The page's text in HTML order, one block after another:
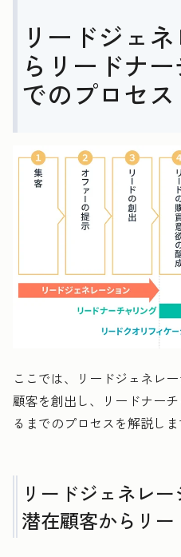
リードジェ
らリードナ
でのプロセス
ここでは、リードジェネレ
顧客を創出し、リードナー
るまでのプロセスを解説しま
リードジェネレ
潜在顧客からリー